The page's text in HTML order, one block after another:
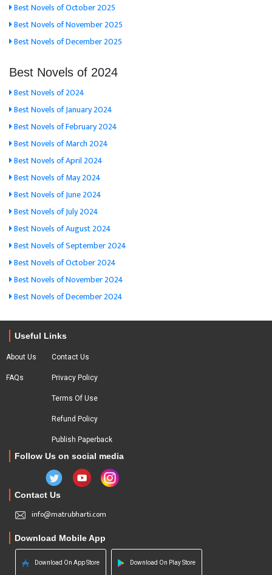
Best Novels of October 2025
Best Novels of November 2025
Best Novels of December 2025
Best Novels of 2024
Best Novels of 2024
Best Novels of January 2024
Best Novels of February 2024
Best Novels of March 2024
Best Novels of April 2024
Best Novels of May 2024
Best Novels of June 2024
Best Novels of July 2024
Best Novels of August 2024
Best Novels of September 2024
Best Novels of October 2024
Best Novels of November 2024
Best Novels of December 2024
Useful Links
About Us
FAQs
Contact Us
Privacy Policy
Terms Of Use
Refund Policy
Publish Paperback
Follow Us on social media
Contact Us
info@matrubharti.com
Download Mobile App
Download On App Store Download On Play Store